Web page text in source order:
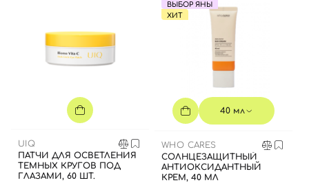
UIQ
ПАТЧИ ДЛЯ ОСВЕТЛЕНИЯ
ТЕМНЫХ КРУГОВ ПОД
ГЛАЗАМИ, 60 ШТ.
ВЫБОР ЯНЫ
ХИТ
40 мл
WHO CARES
СОЛНЦЕЗАЩИТНЫЙ
АНТИОКСИДАНТНЫЙ
КРЕМ, 40 МЛ